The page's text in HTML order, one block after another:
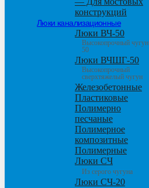
конструкций
Люки канализационные
Люки ВЧ-50
Высокопрочный чугун
50
Люки ВЧШГ-50
Высокопрочный
сверхтяжелый чугун
Железобетонные
Пластиковые
Полимерно
песчаные
Полимерное
композитные
Полимерные
Люки СЧ
Из серого чугуна
Люки СЧ-20